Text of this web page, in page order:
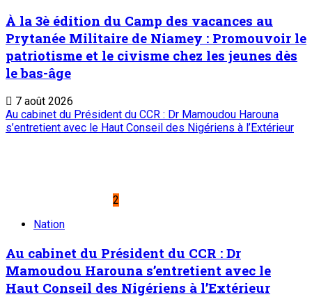
À la 3è édition du Camp des vacances au
Prytanée Militaire de Niamey : Promouvoir le
patriotisme et le civisme chez les jeunes dès
le bas-âge
7 août 2026
Au cabinet du Président du CCR : Dr Mamoudou Harouna
s’entretient avec le Haut Conseil des Nigériens à l’Extérieur
2
Nation
Au cabinet du Président du CCR : Dr
Mamoudou Harouna s’entretient avec le
Haut Conseil des Nigériens à l’Extérieur